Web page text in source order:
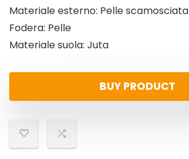
Materiale esterno: Pelle scamosciata
Fodera: Pelle
Materiale suola: Juta
BUY PRODUCT